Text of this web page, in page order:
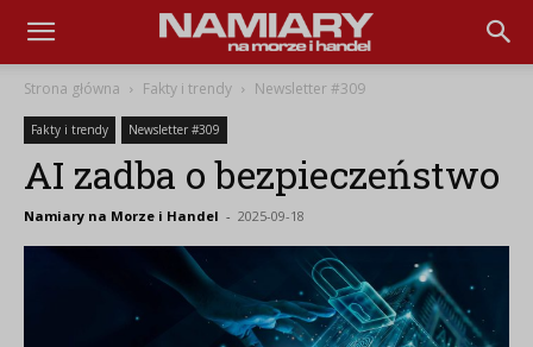
Namiary
Strona główna Fakty i trendy Newsletter #309
Fakty i trendy Newsletter #309
AI zadba o bezpieczeństwo
Namiary na Morze i Handel - 2025-09-18